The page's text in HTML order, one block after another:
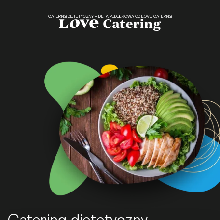
CATERING DIETETYCZNY – DIETA PUDEŁKOWA OD LOVE CATERING